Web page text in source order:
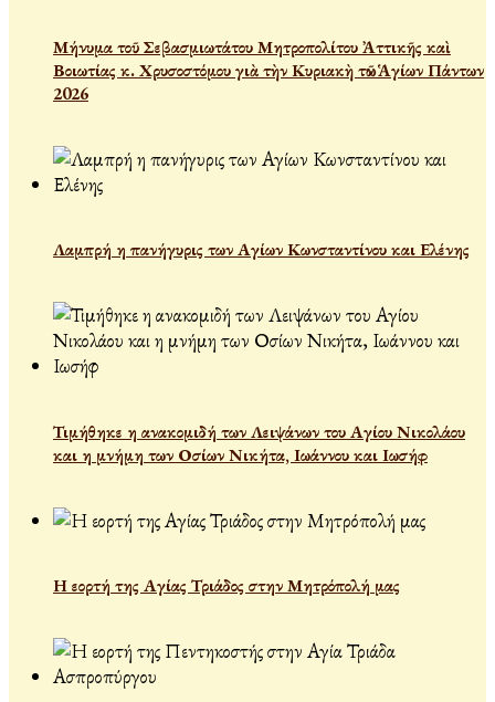
Μήνυμα τοῦ Σεβασμιωτάτου Μητροπολίτου Ἀττικῆς καὶ
Βοιωτίας κ. Χρυσοστόμου γιὰ τὴν Κυριακὴ τῶν Ἁγίων Πάντων
2026
Λαμπρή η πανήγυρις των Αγίων Κωνσταντίνου και Ελένης
Τιμήθηκε η ανακομιδή των Λειψάνων του Αγίου Νικολάου
και η μνήμη των Οσίων Νικήτα, Ιωάννου και Ιωσήφ
Η εορτή της Αγίας Τριάδος στην Μητρόπολή μας